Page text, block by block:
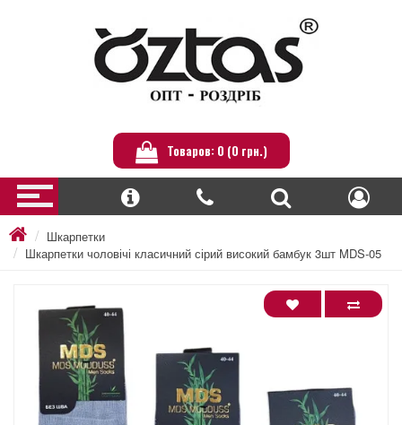
Товаров: 0 (0 грн.)
Шкарпетки
Шкарпетки чоловічі класичний сірий високий бамбук 3шт MDS-05